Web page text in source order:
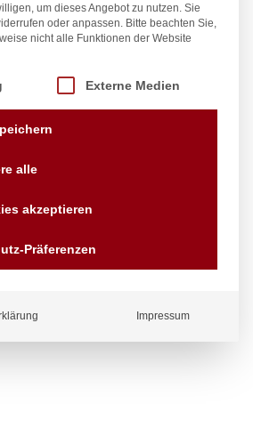
inkl. / exkl. MwSt.
Anfragen
Wir sind seit über 40 Jahren
für Sie da
Vorrauskasse Paypal,
Kreditkarte, Direkt
um dieses Angebot zu nutzen. Sie
oder anpassen. Bitte beachten Sie,
nicht alle Funktionen der Website
eine Einwilligung erteilt werden kann.
Externe Medien
alle
akzeptieren
Präferenzen
Impressum